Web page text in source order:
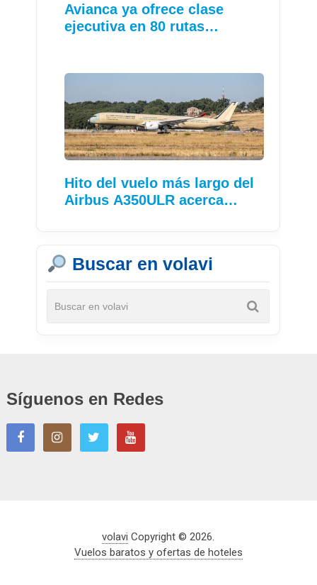
Avianca ya ofrece clase
ejecutiva en 80 rutas…
Hito del vuelo más largo del
Airbus A350ULR acerca…
Buscar en volavi
Síguenos en Redes
volavi Copyright © 2026.
Vuelos baratos y ofertas de hoteles